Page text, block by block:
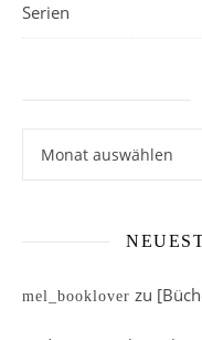
Serien
mel_booklover zu